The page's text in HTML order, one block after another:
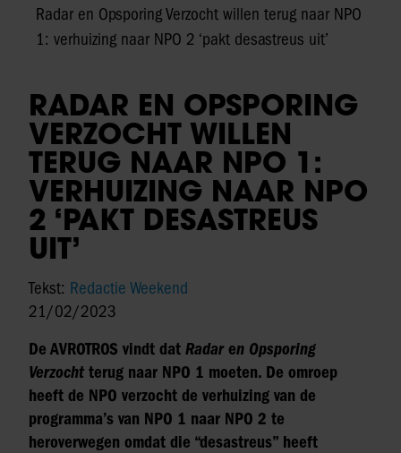
Radar en Opsporing Verzocht willen terug naar NPO
1: verhuizing naar NPO 2 ‘pakt desastreus uit’
RADAR EN OPSPORING
VERZOCHT WILLEN
TERUG NAAR NPO 1:
VERHUIZING NAAR NPO
2 ‘PAKT DESASTREUS
UIT’
Tekst: Redactie Weekend
21/02/2023
De AVROTROS vindt dat Radaren Opsporing
Verzocht terug naar NPO 1 moeten. De omroep
heeft de NPO verzocht de verhuizing van de
programma’s van NPO 1 naar NPO 2 te
heroverwegen omdat die “desastreus” heeft